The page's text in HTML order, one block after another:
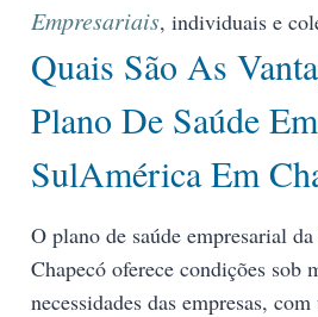
Empresariais, individuais e
Quais São As
Plano De Saúde
SulAmérica Em
O plano de saúde empresarial
Chapecó oferece condições sob
necessidades das empresas,